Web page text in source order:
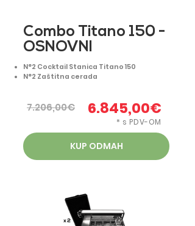
Combo Titano 150 -
OSNOVNI
N°2 Cocktail Stanica Titano 150
N°2 Zaštitna cerada
7.206,00€ 6.845,00€
* s PDV-OM
KUP ODMAH